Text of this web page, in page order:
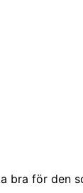
bra för den